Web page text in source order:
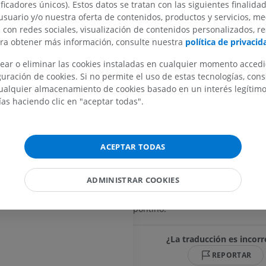
pontina, el sistema colinérgico
compuesto por el núcleo
el núcleo tegmental dorsolateral,
respiratorios: el centro
centro apnéustico. Entre las
importantes cercanas se
núcleos de los nervios craneales
troclear, que se localizan en el
el locus ceruleus, los núcleos de
craneales 9 a 12, y el grupo
dorsal, que se localizan más
el tronco del encéfalo. El grupo
dorsal está conectado con los
pontino.
¿La traducción es
REPORTAR
SUPERIOR
IRM del miembro superior
PREMIUM
PREMIUM
MIEMBRO INFERIOR
PREMIUM
Radiografía
IRM
PREMIUM
únicos). Estos datos se tratan con las siguientes
y/o nuestra oferta de contenidos, productos y servicios,
redes sociales, visualización de contenidos personalizados,
obtener más información, consulte nuestra política de
o eliminar las cookies instaladas en cualquier momento
de cookies. Si no permite el uso de estas tecnologías,
almacenamiento de cookies basado en un interés
haciendo clic en "aceptar todas".
ACEPTAR TODAS
ADMINISTRAR COOKIES